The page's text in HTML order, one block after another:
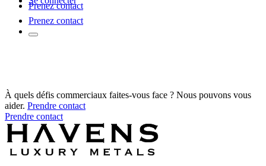
Prenez contact
Prenez contact
À quels défis commerciaux faites-vous face ? Nous pouvons vous
aider. Prendre contact
Prendre contact